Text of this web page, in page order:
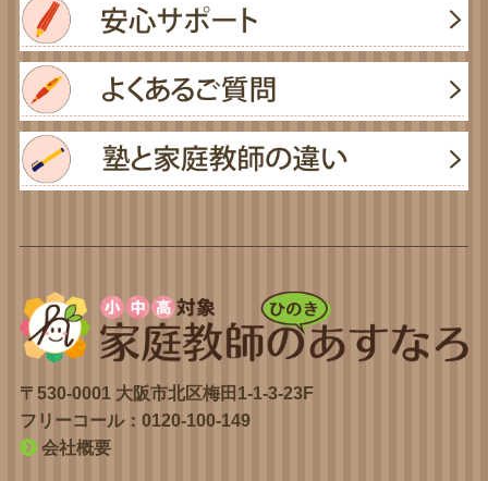
〒530-0001 大阪市北区梅田1-1-3-23F
フリーコール： 0120-100-149
会社概要